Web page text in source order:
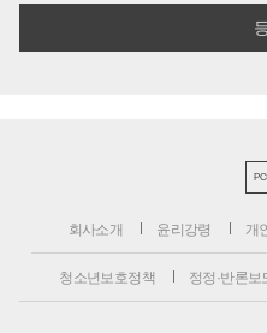
회사소개 윤리강령 개
청소년보호정책 정정·반론보